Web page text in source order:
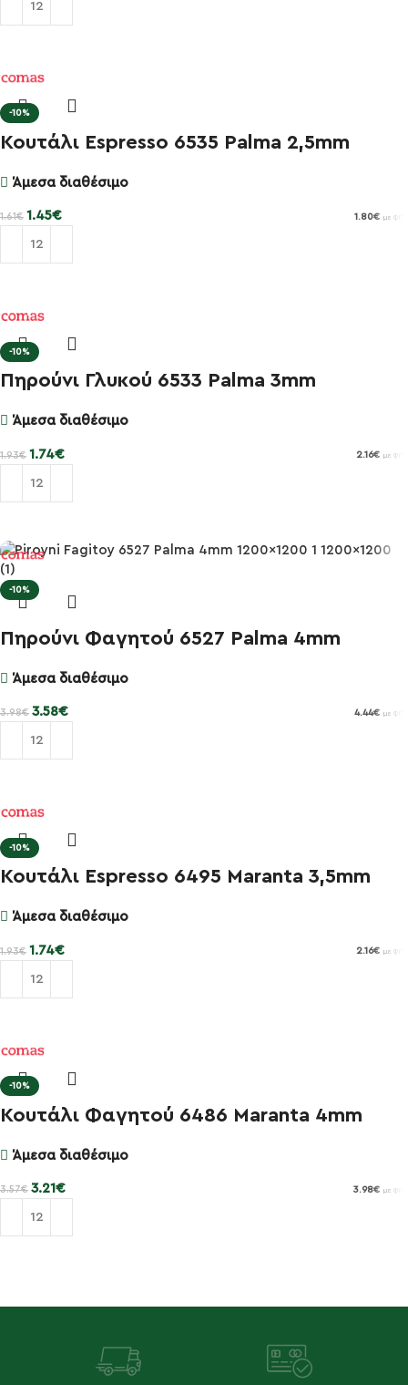
-10%
Κουτάλι Espresso 6535 Palma 2,5mm
Άμεσα διαθέσιμο
1.61€ 1.45€ 1.80€ με ΦΠΑ
-10%
Πηρούνι Γλυκού 6533 Palma 3mm
Άμεσα διαθέσιμο
1.93€ 1.74€ 2.16€ με ΦΠΑ
-10%
Πηρούνι Φαγητού 6527 Palma 4mm
Άμεσα διαθέσιμο
3.98€ 3.58€ 4.44€ με ΦΠΑ
-10%
Κουτάλι Espresso 6495 Maranta 3,5mm
Άμεσα διαθέσιμο
1.93€ 1.74€ 2.16€ με ΦΠΑ
-10%
Κουτάλι Φαγητού 6486 Maranta 4mm
Άμεσα διαθέσιμο
3.57€ 3.21 € 3.98€ με ΦΠΑ